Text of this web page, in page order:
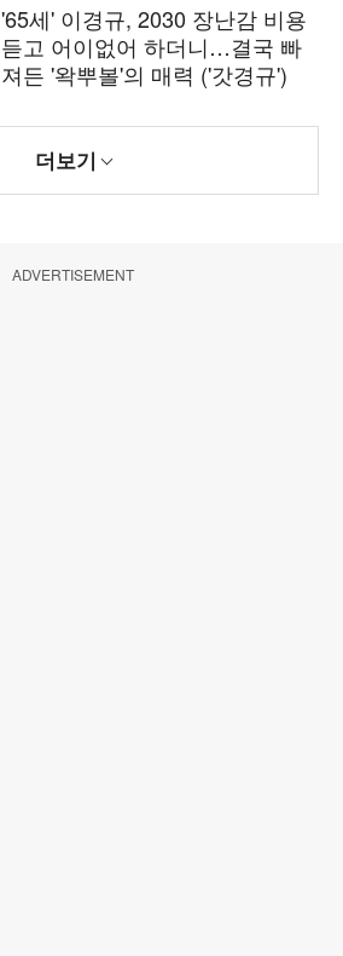
'65세' 이경규, 2030 장난감 비용
듣고 어이없어 하더니…결국 빠
져든 '왁뿌볼'의 매력 ('갓경규')
더보기
ADVERTISEMENT